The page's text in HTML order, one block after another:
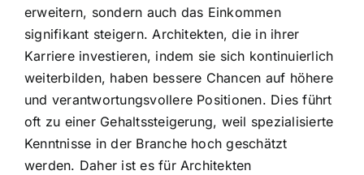
erweitern, sondern auch das Einkommen
signifikant steigern. Architekten, die in ihrer
Karriere investieren, indem sie sich kontinuierlich
weiterbilden, haben bessere Chancen auf höhere
und verantwortungsvollere Positionen. Dies führt
oft zu einer Gehaltssteigerung, weil spezialisierte
Kenntnisse in der Branche hoch geschätzt
werden. Daher ist es für Architekten